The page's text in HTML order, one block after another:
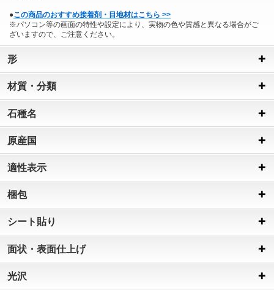
●この商品のおすすめ接着剤・目地材はこちら >>
※パソコン等の画面の特性や設定により、実物の色や質感と異なる場合がご
ざいますので、ご注意ください。
形
材質・分類
石種名
原産国
適性表示
梱包
シート貼り
面状・表面仕上げ
光沢